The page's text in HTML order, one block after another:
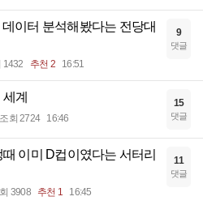
이터 분석해봤다는 전당대
1432 추천 2 16:51
9
댓글
계
조회 2724 16:46
15
댓글
이미 D컵이였다는 서터리
3908 추천 1 16:45
11
댓글